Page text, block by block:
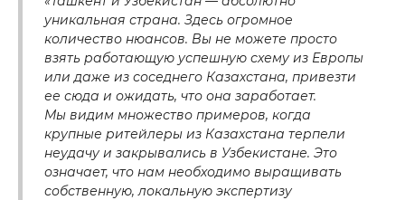
уникальная страна. Здесь огромное
количество нюансов. Вы не можете просто
взять работающую успешную схему из Европы
или даже из соседнего Казахстана, привезти
ее сюда и ожидать, что она заработает.
Мы видим множество примеров, когда
крупные ритейлеры из Казахстана терпели
неудачу и закрывались в Узбекистане. Это
означает, что нам необходимо выращивать
собственную, локальную экспертизу
+998 93 111 68 22
info@cmwp.uz
TRILLIANT Business Center, TOWER 2, 9th
floor, Office 89